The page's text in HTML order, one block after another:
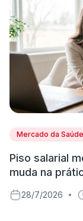
Mercado da Saúde
Piso salarial
muda na
28/7/2026